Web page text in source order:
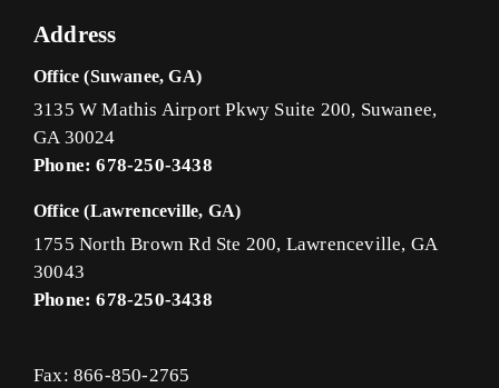
Address
Office (Suwanee, GA)
3135 W Mathis Airport Pkwy Suite 200, Suwanee,
GA 30024
Phone: 678-250-3438
Office (Lawrenceville, GA)
1755 North Brown Rd Ste 200, Lawrenceville, GA
30043
Phone: 678-250-3438
Fax: 866-850-2765